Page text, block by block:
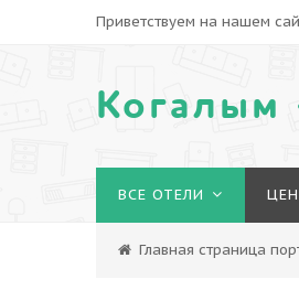
Приветствуем на нашем
Когалым
ВСЕ ОТЕЛИ
Главная страница